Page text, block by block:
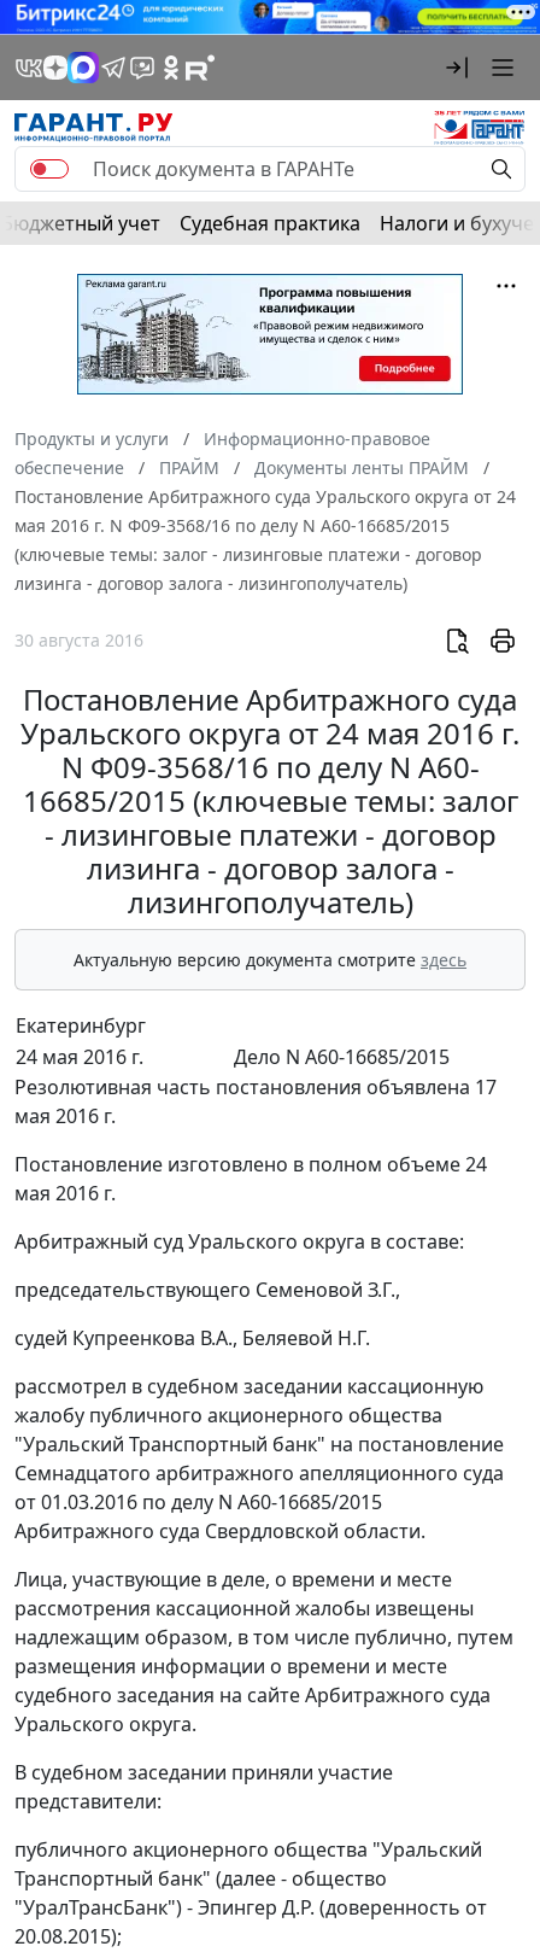
Бюджетный учет Судебная практика Налоги и
Продукты и услуги
Информационно-правовое
обеспечение
ПРАЙМ
Документы ленты ПРАЙМ
Постановление Арбитражного суда Уральского округа от 24
мая 2016 г. N Ф09-3568/16 по делу N А60-16685/2015
(ключевые темы: залог - лизинговые платежи - договор
лизинга - договор залога - лизингополучатель)
30 августа 2016
Постановление Арбитражного суда
Уральского округа от 24 мая 2016 г.
N Ф09-3568/16 по делу N А60-
16685/2015 (ключевые темы: залог
- лизинговые платежи - договор
лизинга - договор залога -
лизингополучатель)
Актуальную версию документа смотрите здесь
Екатеринбург
24 мая 2016 г.
Дело N А60-16685/2015
Резолютивная часть постановления объявлена 17
мая 2016 г.
Постановление изготовлено в полном объеме 24
мая 2016 г.
Арбитражный суд Уральского округа в составе:
председательствующего Семеновой З.Г.,
судей Купреенкова В.А., Беляевой Н.Г.
рассмотрел в судебном заседании кассационную
жалобу публичного акционерного общества
"Уральский Транспортный банк" на постановление
Семнадцатого арбитражного апелляционного суда
от 01.03.2016 по делу N А60-16685/2015
Арбитражного суда Свердловской области.
Лица, участвующие в деле, о времени и месте
рассмотрения кассационной жалобы извещены
надлежащим образом, в том числе публично, путем
размещения информации о времени и месте
судебного заседания на сайте Арбитражного суда
Уральского округа.
В судебном заседании приняли участие
представители:
публичного акционерного общества "Уральский
Транспортный банк" (далее - общество
"УралТрансБанк") - Эпингер Д.Р. (доверенность от
20.08.2015);